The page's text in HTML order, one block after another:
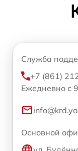
Служба
+7 (861)
Ежедневно с
Основной